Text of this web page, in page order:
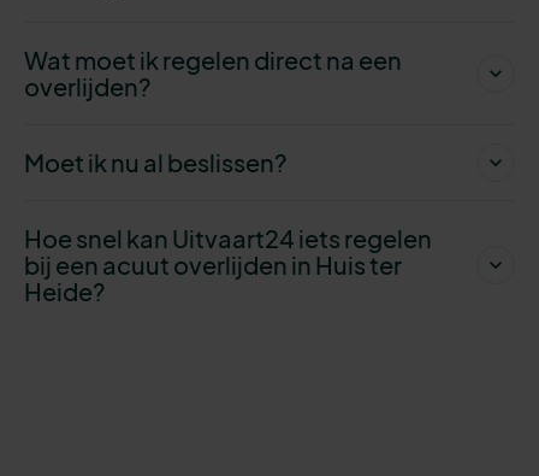
Wat moet ik regelen direct na een
overlijden?
Moet ik nu al beslissen?
Hoe snel kan Uitvaart24 iets regelen
bij een acuut overlijden in Huis ter
Heide?